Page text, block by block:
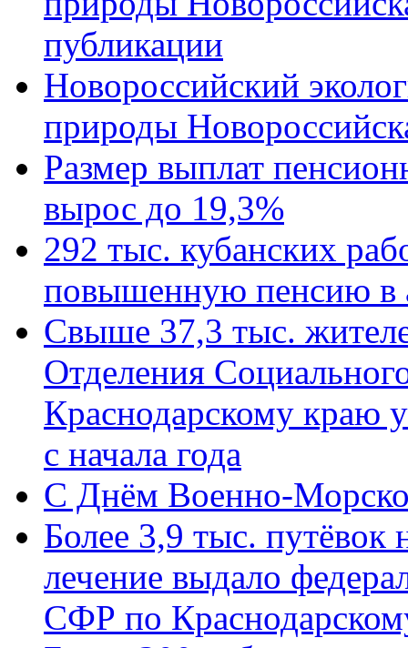
публикации
Новороссийский
природы
Размер выплат
вырос до 19,3%
292 тыс. кубанских
повышенную пенсию в
Свыше 37,3 тыс.
Отделения
Краснодарскому краю
с начала года
C Днём Военно-
Более 3,9 тыс. путёвок
лечение выдало
СФР по